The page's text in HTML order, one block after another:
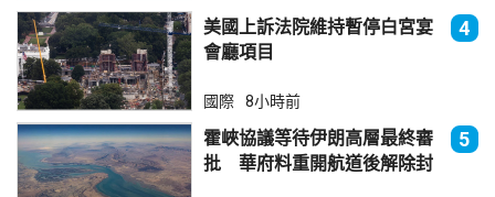
美國上訴法院維持暫停白宮宴
會廳項目
4
國際 8小時前
霍峽協議等待伊朗高層最終審
批 華府料重開航道後解除封
5